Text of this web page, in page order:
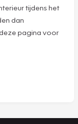
tijdens het
dan
pagina voor